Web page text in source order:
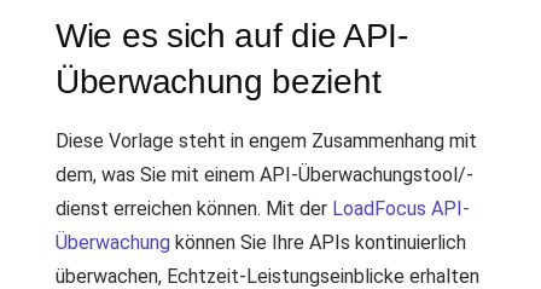
Wie es sich auf die API-
Überwachung bezieht
Diese Vorlage steht in engem Zusammenhang mit
dem, was Sie mit einem API-Überwachungstool/-
dienst erreichen können. Mit der LoadFocus API-
Überwachung können Sie Ihre APIs kontinuierlich
überwachen, Echtzeit-Leistungseinblicke erhalten